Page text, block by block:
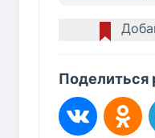
Поделиться